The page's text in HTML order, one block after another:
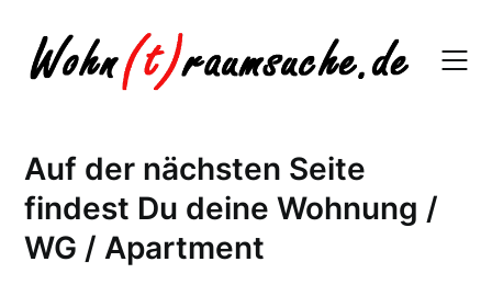
content
Auf der nächsten Seite
findest Du deine Wohnung /
WG / Apartment